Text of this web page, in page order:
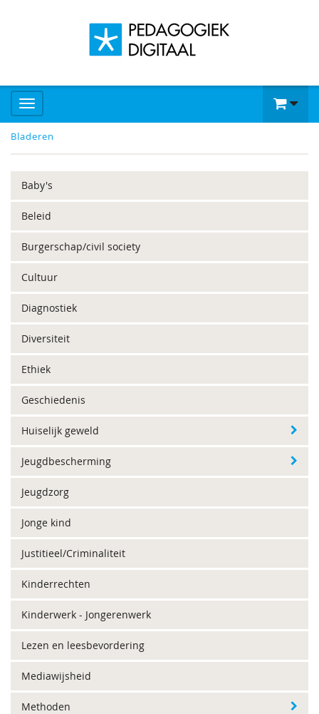
Bladeren
Baby's
Beleid
Burgerschap/civil society
Cultuur
Diagnostiek
Diversiteit
Ethiek
Geschiedenis
Huiselijk geweld
Jeugdbescherming
Jeugdzorg
Jonge kind
Justitieel/Criminaliteit
Kinderrechten
Kinderwerk - Jongerenwerk
Lezen en leesbevordering
Mediawijsheid
Methoden